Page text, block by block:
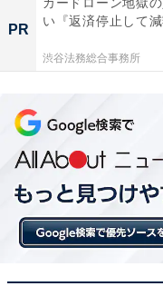
にテレビで受け売り
過激になり、しまい
なしてしまうのです。
て、それ以外のこと
もが気をつけなけれ
た。
PR
カードローン地獄
い『返済停止して
渋谷法務総合事務所